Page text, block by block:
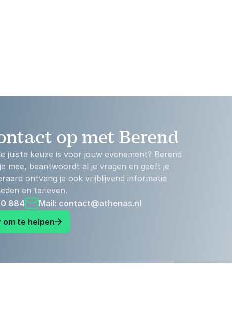
op met Berend
juiste keuze is voor jouw evenement? Berend
mee, beantwoordt al je vragen en geeft je
ontvang je ook vrijblijvend informatie
en tarieven.
884
Mail: contact@athenas.nl
om te helpen